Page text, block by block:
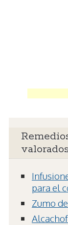
para el
Zumo